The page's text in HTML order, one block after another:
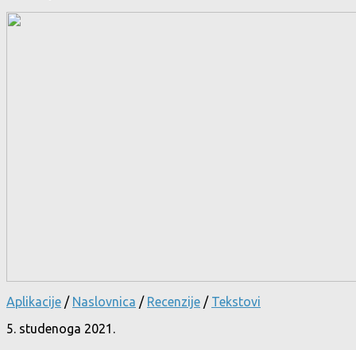
Aplikacije / Naslovnica / Recenzije / Tekstovi
5. studenoga 2021.